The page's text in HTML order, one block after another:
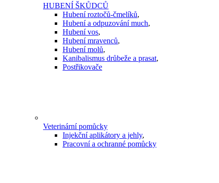
HUBENÍ ŠKŮDCŮ
Hubení roztočů-čmelíků,
Hubení a odpuzování much,
Hubení vos,
Hubení mravenců,
Hubení molů,
Kanibalismus drůbeže a prasat,
Postřikovače
Veterinární pomůcky
Injekční aplikátory a jehly,
Pracovní a ochranné pomůcky